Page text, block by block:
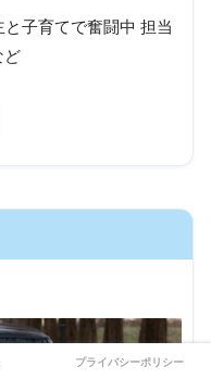
子育てで奮闘中 担当
ど
プライバシーポリシー